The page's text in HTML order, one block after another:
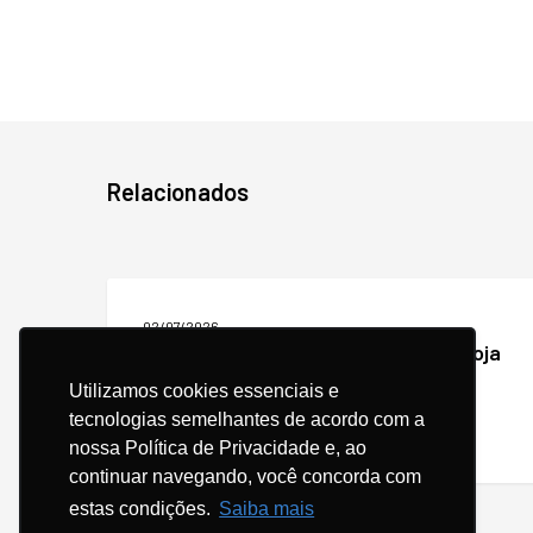
Utilizamos cookies essenciais e
tecnologias semelhantes de acordo com a
nossa Política de Privacidade e, ao
continuar navegando, você concorda com
estas condições. Saiba mais
Relacionados
as
da
sua
loja
virtual
com
e-
02/07/2026
Como aumentar as vendas da sua loja
virtual com e-mail marketing?